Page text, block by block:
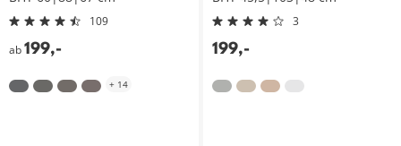
109
ab199,-
+ 14
3
199,-